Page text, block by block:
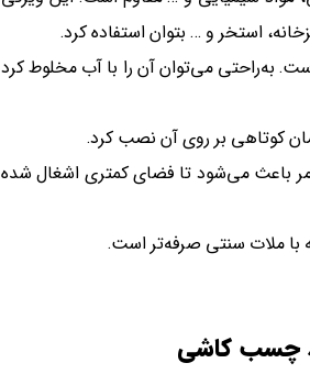
استخر و … بتوان استفاده کرد.
به‌راحتی می‌توان آن را با آب مخلوط کرد
کوتاهی بر روی آن نصب کرد.
باعث می‌شود تا فضای کمتری اشغال شده
با ملات سنتی صرفه‌تر است.
چسب کاشی